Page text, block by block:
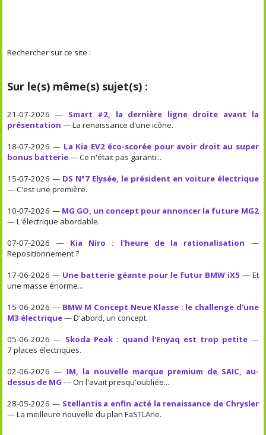
Rechercher sur ce site :
Sur le(s) même(s) sujet(s) :
21-07-2026 — Smart #2, la dernière ligne droite avant la
présentation — La renaissance d'une icône.
18-07-2026 — La Kia EV2 éco-scorée pour avoir droit au super
bonus batterie— Ce n'était pas garanti...
15-07-2026 — DS N°7 Elysée, le président en voiture électrique
— C'est une première.
10-07-2026 — MG GO, un concept pour annoncer la future MG2
— L'électrique abordable.
07-07-2026 — Kia Niro : l'heure de la rationalisation —
Repositionnement ?
17-06-2026 — Une batterie géante pour le futur BMW iX5 — Et
une masse énorme...
15-06-2026 — BMW M Concept Neue Klasse : le challenge d'une
M3 électrique— D'abord, un concept.
05-06-2026 — Skoda Peak : quand l'Enyaq est trop petite—
7 places électriques.
02-06-2026 — IM, la nouvelle marque premium de SAIC, au-
dessus de MG — On l'avait presqu'oubliée...
28-05-2026 — Stellantis a enfin acté la renaissance de Chrysler
— La meilleure nouvelle du plan FaSTLAne.